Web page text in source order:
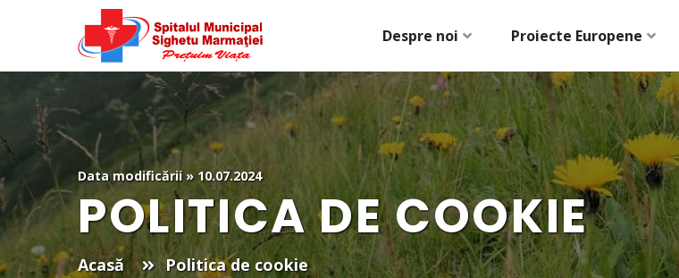
Despre noi Proiecte Europene
Data modificării » 10.07.2024
POLITICA DE COOKIE
Acasă Politica de cookie